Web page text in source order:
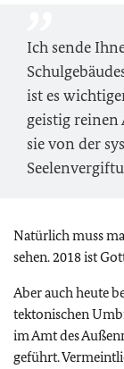
Ich sende
ist es
geistig reinen
sie von der
Natürlich muss
sehen. 2018 ist
Aber auch heute
tektonischen
im Amt des
geführt.